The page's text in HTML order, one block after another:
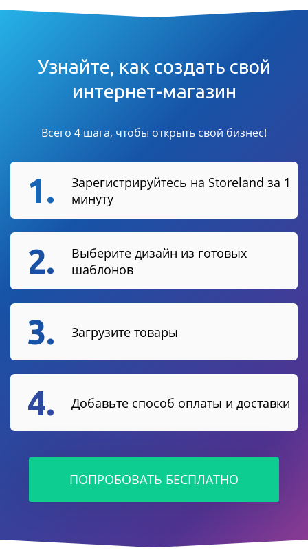
Узнайте, как создать свой
интернет-магазин
Всего 4 шага, чтобы открыть свой бизнес!
1.
Зарегистрируйтесь на Storeland за 1
минуту
2.
Выберите дизайн из готовых
шаблонов
3. Загрузите товары
4. Добавьте способ оплаты и доставки
ПОПРОБОВАТЬ БЕСПЛАТНО